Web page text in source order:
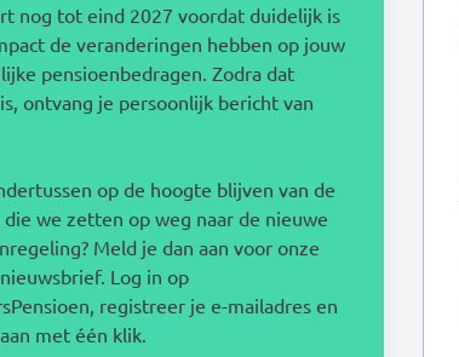
nog tot eind 2027 voordat duidelijk is
de veranderingen hebben op jouw
pensioenbedragen. Zodra dat
ontvang je persoonlijk bericht van
op de hoogte blijven van de
die we zetten op weg naar de nieuwe
Meld je dan aan voor onze
Log in op
registreer je e-mailadres en
met één klik.